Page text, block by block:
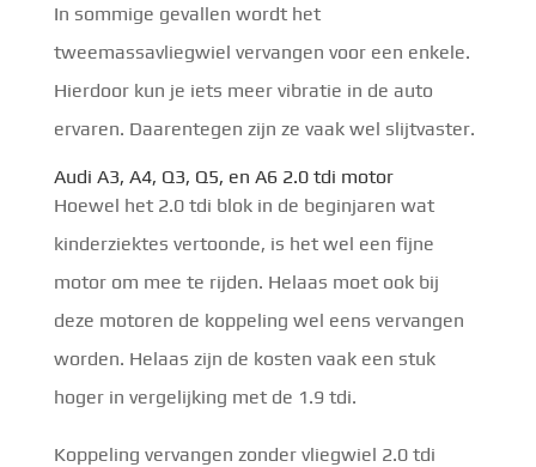
In sommige gevallen wordt het
tweemassavliegwiel vervangen voor een enkele.
Hierdoor kun je iets meer vibratie in de auto
ervaren. Daarentegen zijn ze vaak wel slijtvaster.
Audi A3, A4, Q3, Q5, en A6 2.0 tdi motor
Hoewel het 2.0 tdi blok in de beginjaren wat
kinderziektes vertoonde, is het wel een fijne
motor om mee te rijden. Helaas moet ook bij
deze motoren de koppeling wel eens vervangen
worden. Helaas zijn de kosten vaak een stuk
hoger in vergelijking met de 1.9 tdi.
Koppeling vervangen zonder vliegwiel 2.0 tdi